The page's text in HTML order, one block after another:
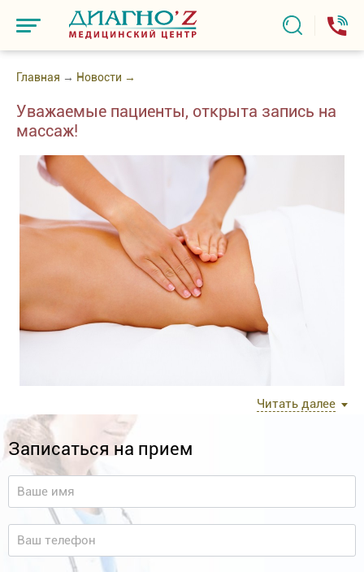
Главная → Новости →
Уважаемые пациенты, открыта запись на
массаж!
Прием ведет опытный специалист по массажу Немерчук
Дмитрий Юрьевич, стаж работы более 15 лет. Владеет
различными видами массажа: медицинский общий и
локальный, классический, релаксирующий.
Массаж поможет вам:
снять боли в спине, пояснице и шее;
исправить искривления позвоночника и выправить
Читать далее
Записаться на прием